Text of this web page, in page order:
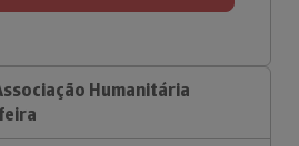
Humanitária